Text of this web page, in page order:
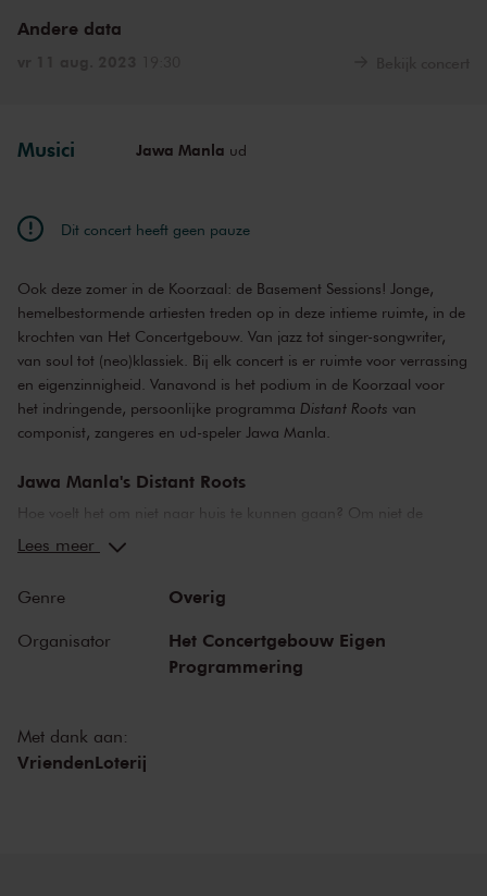
Andere data
Musici Jawa Manla ud
Dit concert heeft geen pauze
Ook deze zomer in de Koorzaal: de Basement Sessions! Jonge,
hemelbestormende artiesten treden op in deze intieme ruimte, in de
krochten van Het Concertgebouw. Van jazz tot singer-songwriter,
van soul tot (neo)klassiek. Bij elk concert is er ruimte voor verrassing
en eigenzinnigheid. Vanavond is het podium in de Koorzaal voor
het indringende, persoonlijke programma Distant Roots van
componist, zangeres en ud-speler Jawa Manla.
Jawa Manla's Distant Roots
Hoe voelt het om niet naar huis te kunnen gaan? Om niet de
straten, bomen en pleinen te kunnen zien van de plaats waar je
deze emoties in muziek, met een hoofdrol voor Arabische poëzie.
Het was deze Arabische poëzie die aan Jawa de inspiratie gaf om
Distant Roots
te componeren. Ze vertelt: 'De poëzie voegde aan de
muziek de glans toe die ik zocht, en vormde de muziek precies zoals
Roots
uitgevoerd door Jawa Manla, Kemençe-speler Elif Cenvfza
Gündüz, cellist Adèle Viret en David González Arnesto op drums.
De poëzie wordt voorgedragen door Munzer Al Kaddour.
Lees meer
Genre Overig
Organisator
Het Concertgebouw Eigen
Programmering
Met dank aan:
VriendenLoterij